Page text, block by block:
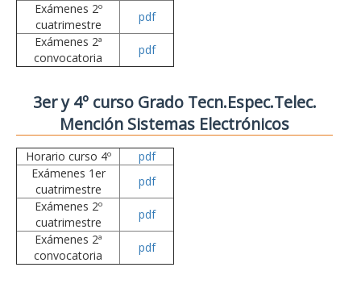
Exámenes 2º
cuatrimestre
pdf
Exámenes 2ª
convocatoria
pdf
3er y 4º curso Grado Tecn.Espec.Telec.
Mención Sistemas Electrónicos
Horario curso 4º
pdf
Exámenes 1er
cuatrimestre
pdf
Exámenes 2º
cuatrimestre
pdf
Exámenes 2ª
convocatoria
pdf